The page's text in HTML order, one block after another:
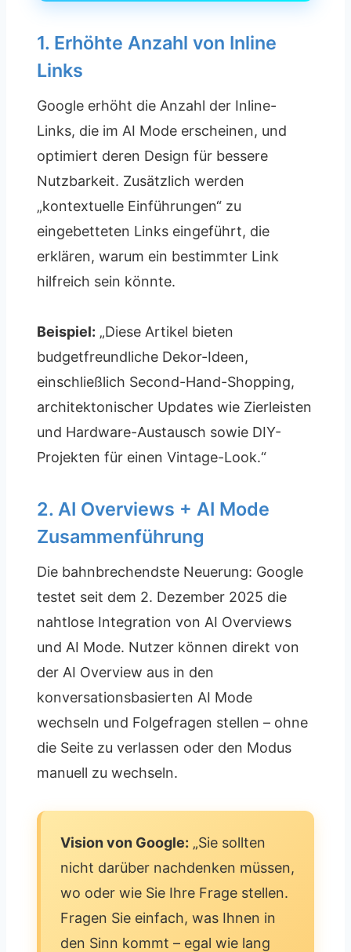
1. Erhöhte Anzahl von Inline
Links
Google erhöht die Anzahl der Inline-
Links, die im AI Mode erscheinen, und
optimiert deren Design für bessere
Nutzbarkeit. Zusätzlich werden
„kontextuelle Einführungen“ zu
eingebetteten Links eingeführt, die
erklären, warum ein bestimmter Link
hilfreich sein könnte.
Beispiel: „Diese Artikel bieten
budgetfreundliche Dekor-Ideen,
einschließlich Second-Hand-Shopping,
architektonischer Updates wie Zierleisten
und Hardware-Austausch sowie DIY-
Projekten für einen Vintage-Look.“
2. AI Overviews + AI Mode
Zusammenführung
Die bahnbrechendste Neuerung: Google
testet seit dem 2. Dezember 2025 die
nahtlose Integration von AI Overviews
und AI Mode. Nutzer können direkt von
der AI Overview aus in den
konversationsbasierten AI Mode
wechseln und Folgefragen stellen – ohne
die Seite zu verlassen oder den Modus
manuell zu wechseln.
Vision von Google: „Sie sollten
nicht darüber nachdenken müssen,
wo oder wie Sie Ihre Frage stellen.
Fragen Sie einfach, was Ihnen in
den Sinn kommt – egal wie lang